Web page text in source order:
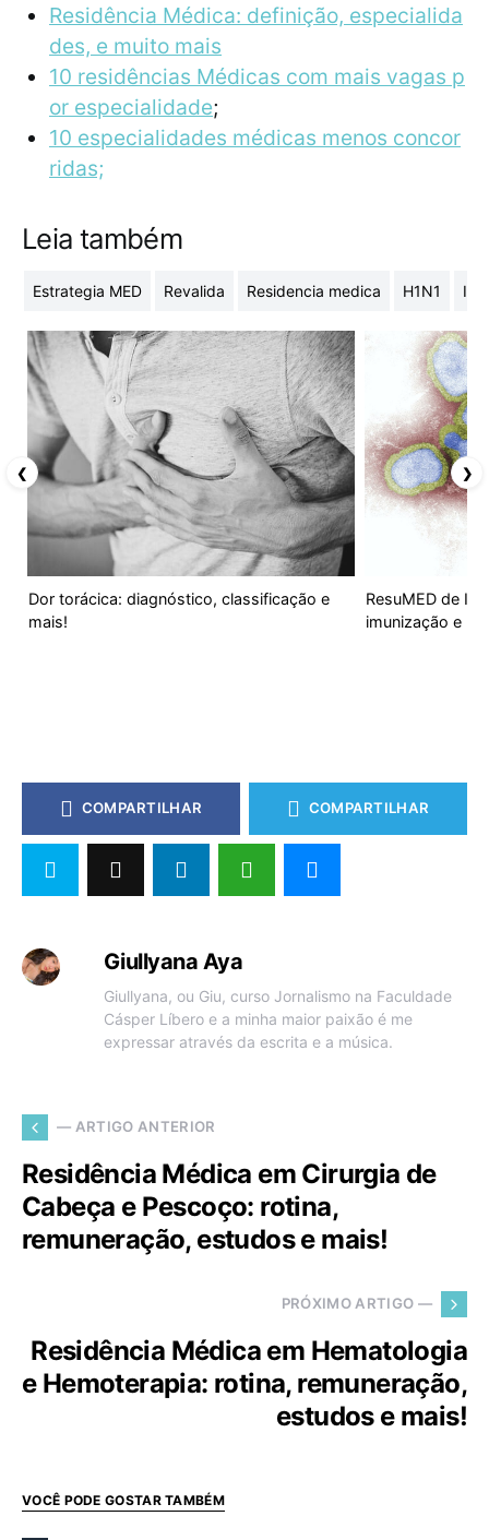
Residência Médica: definição, especialida
des, e muito mais
10 residências Médicas com mais vagas p
or especialidade;
10 especialidades médicas menos concor
ridas;
Leia também
Estrategia MED Revalida Residencia medica H1N1
Dor torácica: diagnóstico, classificação e
mais!
ResuMED de
imunização e
❮ ❯
COMPARTILHAR COMPARTILHAR
Giullyana Aya
Giullyana, ou Giu, curso Jornalismo na Faculdade
Cásper Líbero e a minha maior paixão é me
expressar através da escrita e a música.
— ARTIGO ANTERIOR
Residência Médica em Cirurgia de
Cabeça e Pescoço: rotina,
remuneração, estudos e mais!
PRÓXIMO ARTIGO —
Residência Médica em Hematologia
e Hemoterapia: rotina, remuneração,
estudos e mais!
VOCÊ PODE GOSTAR TAMBÉM